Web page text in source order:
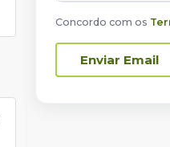
Concordo com os
Enviar Email